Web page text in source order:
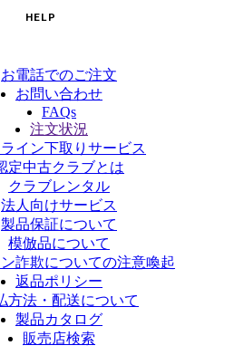
HELP
お電話でのご注文
お問い合わせ
FAQs
注文状況
イン下取りサービス
定中古クラブとは
クラブレンタル
法人向けサービス
製品保証について
模倣品について
詐欺についての注意喚起
返品ポリシー
方法・配送について
製品カタログ
販売店検索